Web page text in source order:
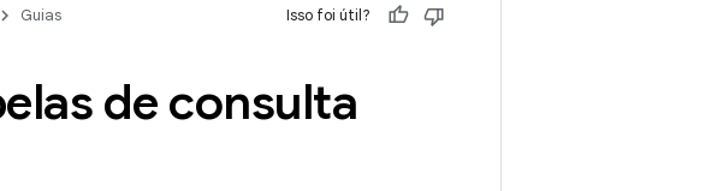
Guias Isso foi útil?
de consulta